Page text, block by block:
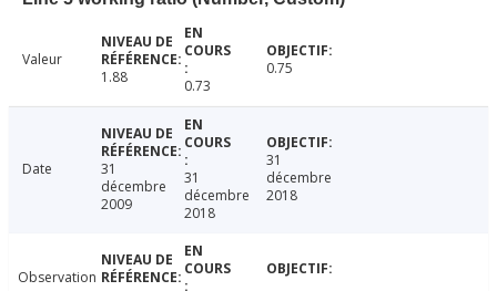
Valeur
1.88
0.73
0.75
Date
31
décembre
2009
31
décembre
2018
31
décembre
2018
Observation